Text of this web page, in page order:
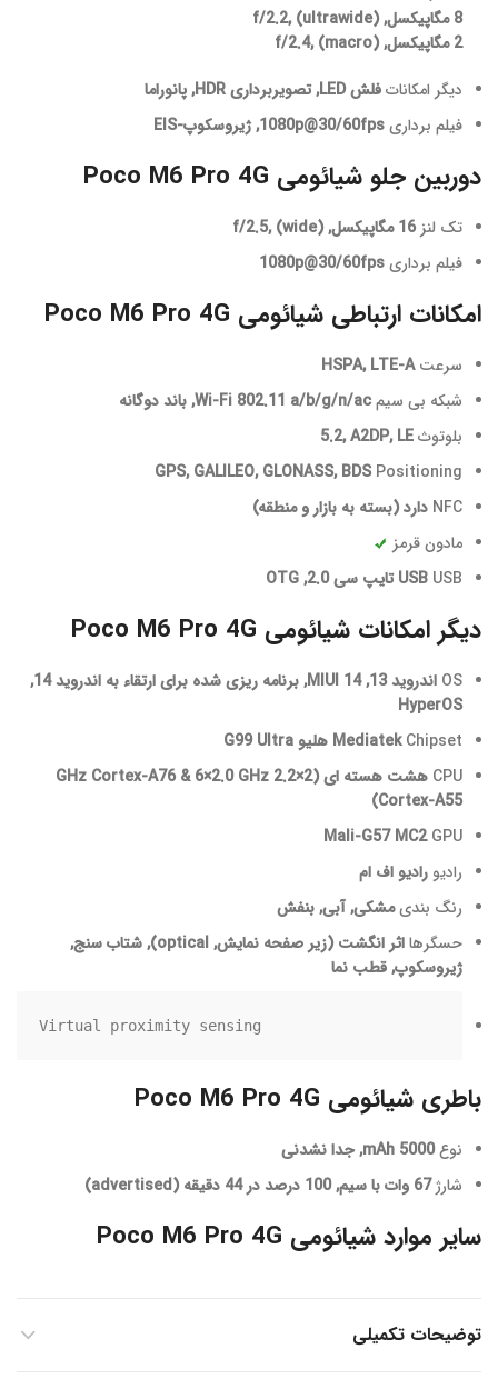
8 مگاپیکسل, f/2.2, (ultrawide)
2 مگاپیکسل, f/2.4, (macro)
دیگر امکاناتفلش LED, تصویربرداری HDR, پانوراما
فیلم برداری1080p@30/60fps, ژیروسکوپ-EIS
دوربین جلو شیائومی Poco M6 Pro 4G
تک لنز 16 مگاپیکسل, f/2.5, (wide)
فیلم برداری1080p@30/60fps
امکانات ارتباطی شیائومی Poco M6 Pro 4G
سرعتHSPA, LTE-A
شبکه بی سیمWi-Fi 802.11 a/b/g/n/ac, باند دوگانه
بلوتوث5.2, A2DP, LE
Positioning
GPS, GALILEO, GLONASS, BDS
NFC دارد (بسته به بازار و منطقه)
مادون قرمز
USB USB تایپ سی 2.0, OTG
دیگر امکانات شیائومی Poco M6 Pro 4G
OS
اندروید 13, MIUI 14, برنامه ریزی شده برای ارتقاء به اندروید 14,
HyperOS
Chipset Mediatek هلیو G99 Ultra
CPU
هشت هسته ای (2×2.2 GHz Cortex-A76 & 6×2.0 GHz
Cortex-A55)
GPU
Mali-G57 MC2
رادیو رادیو اف ام
رنگ بندیمشكی, آبی, بنفش
حسگرها
اثر انگشت (زیر صفحه نمایش, optical), شتاب سنج,
ژیروسکوپ, قطب نما
Virtual proximity sensing
باطری شیائومی Poco M6 Pro 4G
نوع5000 mAh, جدا نشدنی
شارژ67 وات با سیم, 100 درصد در 44 دقیقه (advertised)
سایر موارد شیائومی Poco M6 Pro 4G
توضیحات تکمیلی